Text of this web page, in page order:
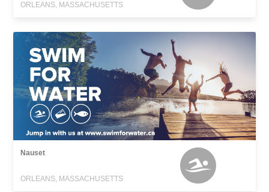
ORLEANS, MASSACHUSETTS
Nauset
ORLEANS, MASSACHUSETTS